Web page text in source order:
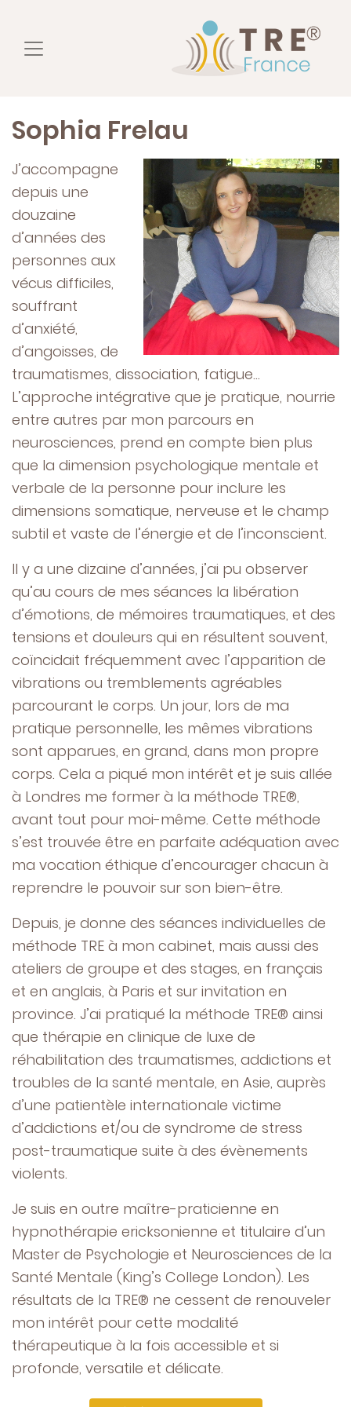
Sophia Frelau
J’accompagne
depuis une
douzaine
d’années des
personnes aux
vécus difficiles,
souffrant
d’anxiété,
d’angoisses, de
traumatismes, dissociation, fatigue…
L’approche intégrative que je pratique, nourrie
entre autres par mon parcours en
neurosciences, prend en compte bien plus
que la dimension psychologique mentale et
verbale de la personne pour inclure les
dimensions somatique, nerveuse et le champ
subtil et vaste de l’énergie et de l’inconscient.
Il y a une dizaine d’années, j’ai pu observer
qu’au cours de mes séances la libération
d’émotions, de mémoires traumatiques, et des
tensions et douleurs qui en résultent souvent,
coïncidait fréquemment avec l’apparition de
vibrations ou tremblements agréables
parcourant le corps. Un jour, lors de ma
pratique personnelle, les mêmes vibrations
sont apparues, en grand, dans mon propre
corps. Cela a piqué mon intérêt et je suis allée
à Londres me former à la méthode TRE®,
avant tout pour moi-même. Cette méthode
s’est trouvée être en parfaite adéquation avec
ma vocation éthique d’encourager chacun à
reprendre le pouvoir sur son bien-être.
Depuis, je donne des séances individuelles de
méthode TRE à mon cabinet, mais aussi des
ateliers de groupe et des stages, en français
et en anglais, à Paris et sur invitation en
province. J’ai pratiqué la méthode TRE® ainsi
que thérapie en clinique de luxe de
réhabilitation des traumatismes, addictions et
troubles de la santé mentale, en Asie, auprès
d’une patientèle internationale victime
d’addictions et/ou de syndrome de stress
post-traumatique suite à des évènements
violents.
Je suis en outre maître-praticienne en
hypnothérapie ericksonienne et titulaire d’un
Master de Psychologie et Neurosciences de la
Santé Mentale (King’s College London). Les
résultats de la TRE® ne cessent de renouveler
mon intérêt pour cette modalité
thérapeutique à la fois accessible et si
profonde, versatile et délicate.